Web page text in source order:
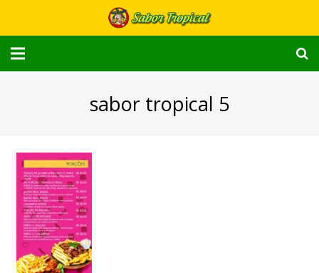
Delivery
Quem Somos
Localização
Contato
sabor tropical 5